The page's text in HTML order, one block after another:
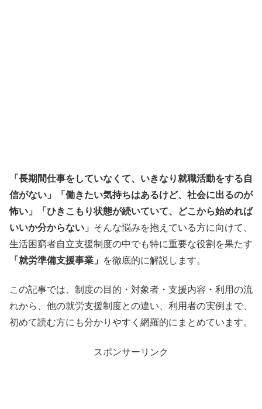
「長期間仕事をしていなくて、いきなり就職活動をする自
信がない」「働きたい気持ちはあるけど、社会に出るのが
怖い」「ひきこもり状態が続いていて、どこから始めれば
いいか分からない」 そんな悩みを抱えている方に向けて、
生活困窮者自立支援制度の中でも特に重要な役割を果たす
「就労準備支援事業」
を徹底的に解説します。
この記事では、制度の目的・対象者・支援内容・利用の流
れから、他の就労支援制度との違い、利用者の実例まで、
初めて読む方にも分かりやすく網羅的にまとめています。
スポンサーリンク